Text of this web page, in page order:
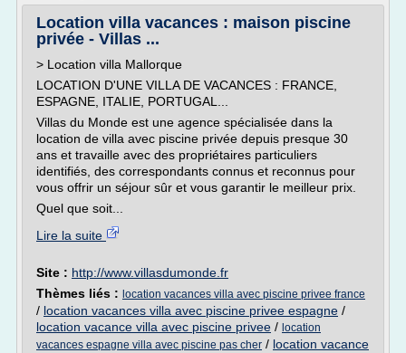
Location villa vacances : maison piscine
privée - Villas ...
> Location villa Mallorque
LOCATION D'UNE VILLA DE VACANCES : FRANCE,
ESPAGNE, ITALIE, PORTUGAL...
Villas du Monde est une agence spécialisée dans la
location de villa avec piscine privée depuis presque 30
ans et travaille avec des propriétaires particuliers
identifiés, des correspondants connus et reconnus pour
vous offrir un séjour sûr et vous garantir le meilleur prix.
Quel que soit...
Lire la suite
Site : http://www.villasdumonde.fr
Thèmes liés : location vacances villa avec piscine privee france
/ location vacances villa avec piscine privee espagne /
location vacance villa avec piscine privee / location
vacances espagne villa avec piscine pas cher / location vacance